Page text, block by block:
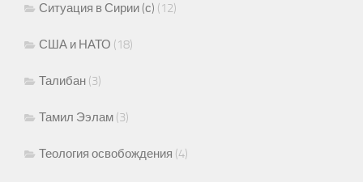
Ситуация в Сирии (с) (12)
США и НАТО (18)
Талибан (3)
Тамил Ээлам (3)
Теология освобождения (4)